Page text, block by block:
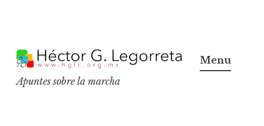
k
p
Apuntes sobre la marcha
Menu